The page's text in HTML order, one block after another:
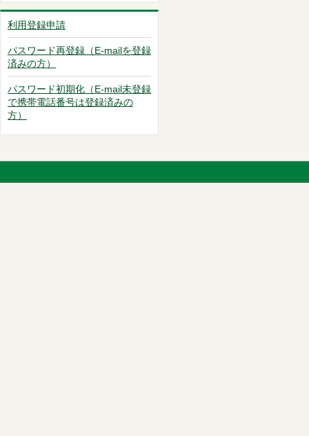
利用登録申請
パスワード再登録（E-mailを登録
済みの方）
パスワード初期化（E-mail未登録
で携帯電話番号は登録済みの
方）